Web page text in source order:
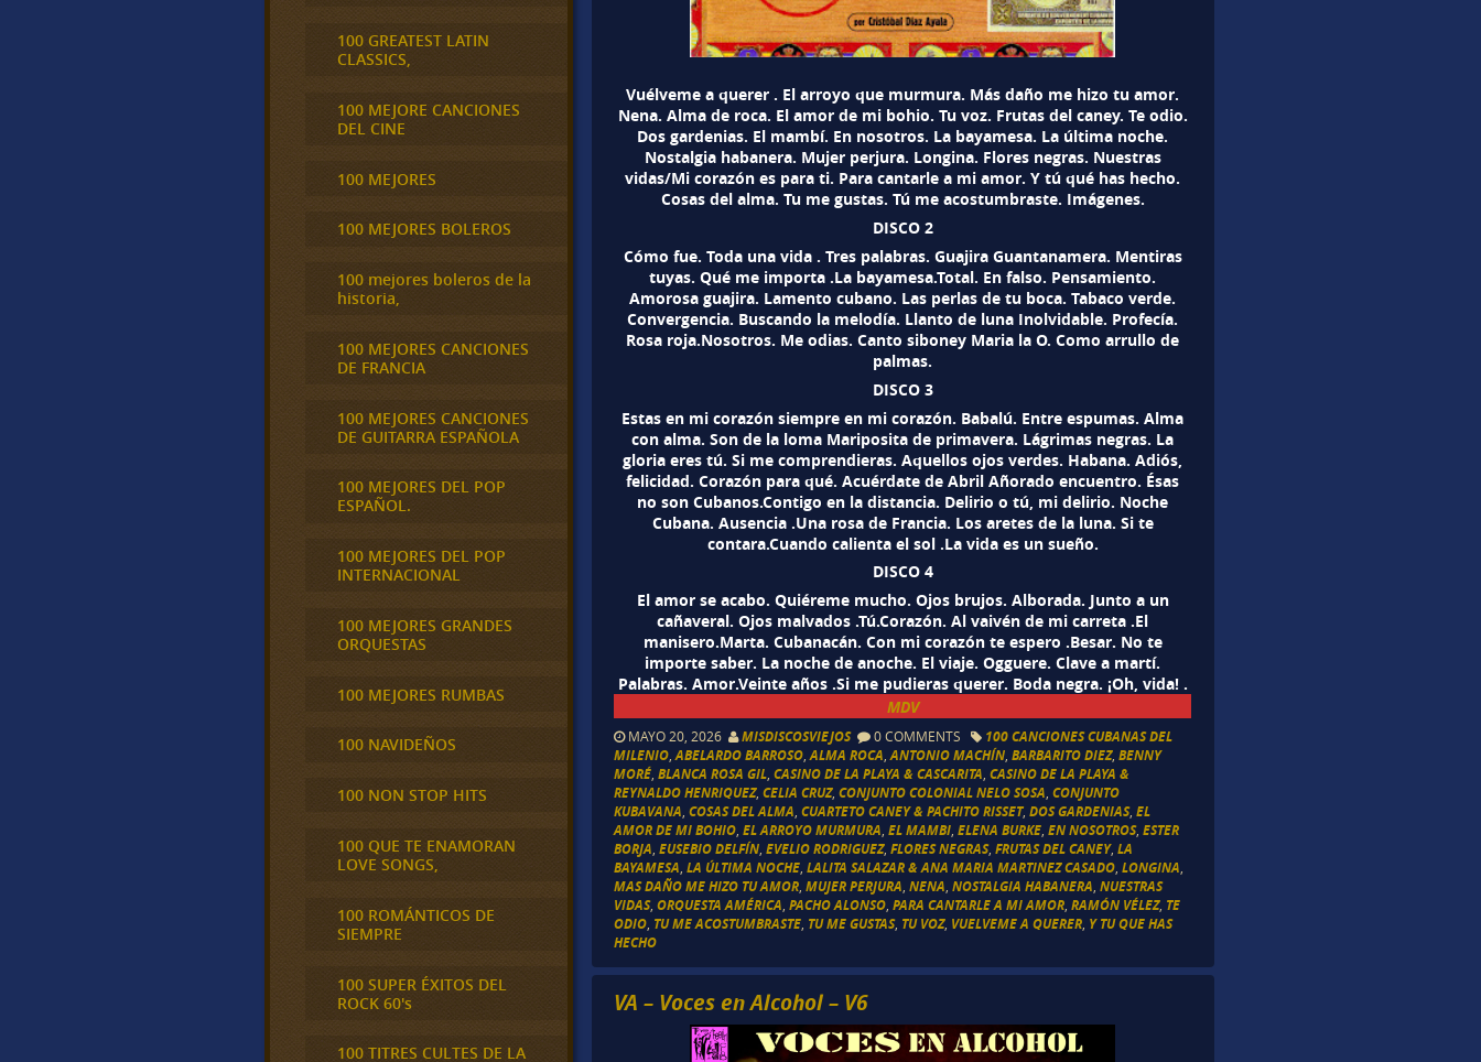
Vuélveme a querer . El arroyo que murmura. Más daño me hizo tu amor.
Nena. Alma de roca. El amor de mi bohio. Tu voz. Frutas del caney. Te odio.
Dos gardenias. El mambí. En nosotros. La bayamesa. La última noche.
Nostalgia habanera. Mujer perjura. Longina. Flores negras. Nuestras
vidas/Mi corazón es para ti. Para cantarle a mi amor. Y tú qué has hecho.
Cosas del alma. Tu me gustas. Tú me acostumbraste. Imágenes.
DISCO 2
Cómo fue. Toda una vida . Tres palabras. Guajira Guantanamera. Mentiras
tuyas. Qué me importa .La bayamesa.Total. En falso. Pensamiento.
Amorosa guajira. Lamento cubano. Las perlas de tu boca. Tabaco verde.
Convergencia. Buscando la melodía. Llanto de luna Inolvidable. Profecía.
Rosa roja.Nosotros. Me odias. Canto siboney Maria la O. Como arrullo de
palmas.
DISCO 3
Estas en mi corazón siempre en mi corazón. Babalú. Entre espumas. Alma
con alma. Son de la loma Mariposita de primavera. Lágrimas negras. La
gloria eres tú. Si me comprendieras. Aquellos ojos verdes. Habana. Adiós,
felicidad. Corazón para qué. Acuérdate de Abril Añorado encuentro. Ésas
no son Cubanos.Contigo en la distancia. Delirio o tú, mi delirio. Noche
Cubana. Ausencia .Una rosa de Francia. Los aretes de la luna. Si te
contara.Cuando calienta el sol .La vida es un sueño.
DISCO 4
El amor se acabo. Quiéreme mucho. Ojos brujos. Alborada. Junto a un
cañaveral. Ojos malvados .Tú.Corazón. Al vaivén de mi carreta .El
manisero.Marta. Cubanacán. Con mi corazón te espero .Besar. No te
importe saber. La noche de anoche. El viaje. Ogguere. Clave a martí.
Palabras. Amor.Veinte años .Si me pudieras querer. Boda negra. ¡Oh, vida! .
MDV
MAYO 20, 2026 MISDISCOSVIEJOS 0 COMMENTS
100 CANCIONES CUBANAS DEL
MILENIO ,ABELARDO BARROSO ,ALMA ROCA ,ANTONIO MACHÍN ,BARBARITO DIEZ,BENNY
MORÉ ,BLANCA ROSA GIL ,CASINO DE LA PLAYA & CASCARITA ,CASINO DE LA PLAYA &
REYNALDO HENRIQUEZ,CELIA CRUZ,CONJUNTO COLONIAL NELO SOSA ,CONJUNTO
KUBAVANA ,COSAS DEL ALMA ,CUARTETO CANEY & PACHITO RISSET,DOS GARDENIAS,EL
AMOR DE MI BOHIO ,EL ARROYO MURMURA ,EL MAMBI ,ELENA BURKE ,EN NOSOTROS,ESTER
BORJA ,EUSEBIO DELFÍN ,EVELIO RODRIGUEZ,FLORES NEGRAS,FRUTAS DEL CANEY,LA
BAYAMESA ,LA ÚLTIMA NOCHE ,LALITA SALAZAR & ANA MARIA MARTINEZ CASADO ,LONGINA
MAS DAÑO ME HIZO TU AMOR ,MUJER PERJURA ,NENA ,NOSTALGIA HABANERA ,NUESTRAS
VIDAS,ORQUESTA AMÉRICA ,PACHO ALONSO ,PARA CANTARLE A MI AMOR ,RAMÓN VÉLEZ, TE
ODIO TU ME ACOSTUMBRASTE TU ME GUSTAS, TU VOZ, VUELVEME A QUERER Y TU QUE HAS
HECHO
VA – Voces en Alcohol – V6
100 GREATEST LATIN
CLASSICS,
100 MEJORE CANCIONES
DEL CINE
100 MEJORES
100 MEJORES BOLEROS
100 mejores boleros de la
historia,
100 MEJORES CANCIONES
DE FRANCIA
100 MEJORES CANCIONES
DE GUITARRA ESPAÑOLA
100 MEJORES DEL POP
ESPAÑOL.
100 MEJORES DEL POP
INTERNACIONAL
100 MEJORES GRANDES
ORQUESTAS
100 MEJORES RUMBAS
100 NAVIDEÑOS
100 NON STOP HITS
100 QUE TE ENAMORAN
LOVE SONGS,
100 ROMÁNTICOS DE
SIEMPRE
100 SUPER ÉXITOS DEL
ROCK 60's
100 TITRES CULTES DE LA